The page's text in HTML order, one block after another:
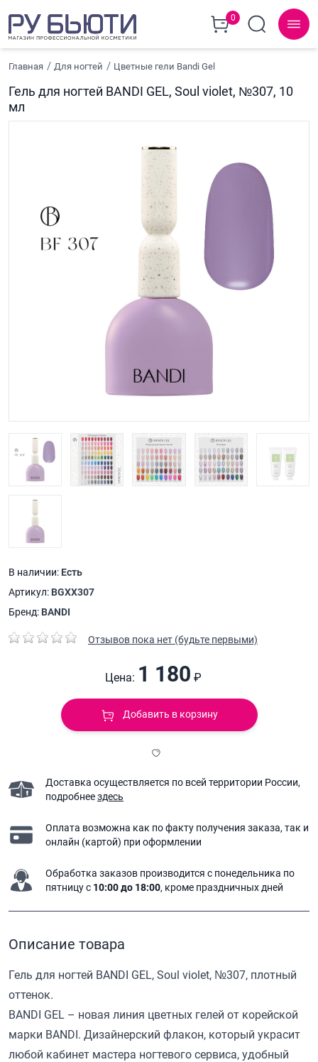
0
Главная Для ногтей Цветные гели Bandi Gel
Гель для ногтей BANDI GEL, Soul violet, №307, 10
мл
В наличии: Есть
Артикул: BGXX307
Бренд: BANDI
Отзывов пока нет (будьте первыми)
Цена: 1 180 ₽
Добавить в корзину
Доставка осуществляется по всей территории России,
подробнеездесь
Оплата возможна как по факту получения заказа, так и
онлайн (картой) при оформлении
Обработка заказов производится с понедельника по
пятницу с 10:00 до 18:00, кроме праздничных дней
Описание товара
Гель для ногтей BANDI GEL, Soul violet, №307, плотный
оттенок.
BANDI GEL – новая линия цветных гелей от корейской
марки BANDI. Дизайнерский флакон, который украсит
любой кабинет мастера ногтевого сервиса, удобный